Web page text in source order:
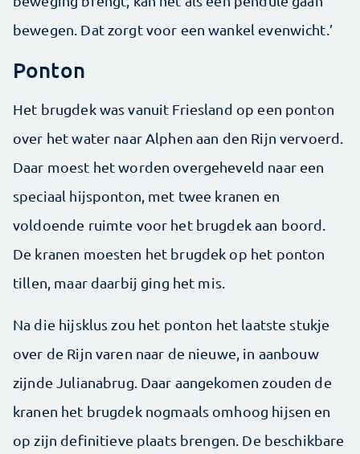
bewegen. Dat zorgt voor een wankel evenwicht.’
Ponton
Het brugdek was vanuit Friesland op een ponton
over het water naar Alphen aan den Rijn vervoerd.
Daar moest het worden overgeheveld naar een
speciaal hijsponton, met twee kranen en
voldoende ruimte voor het brugdek aan boord.
De kranen moesten het brugdek op het ponton
tillen, maar daarbij ging het mis.
Na die hijsklus zou het ponton het laatste stukje
over de Rijn varen naar de nieuwe, in aanbouw
zijnde Julianabrug. Daar aangekomen zouden de
kranen het brugdek nogmaals omhoog hijsen en
op zijn definitieve plaats brengen. De beschikbare